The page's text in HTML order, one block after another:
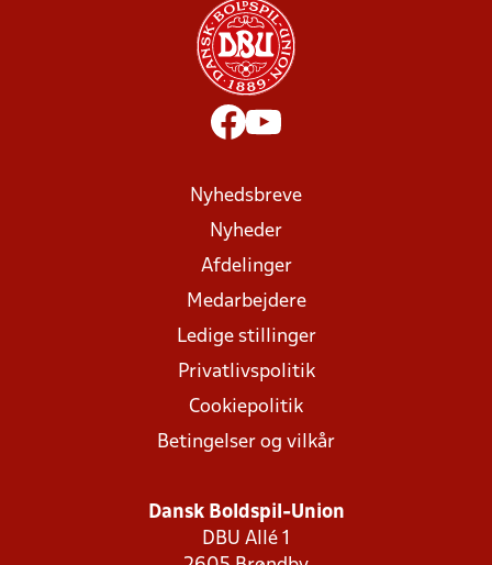
Nyhedsbreve
Nyheder
Afdelinger
Medarbejdere
Ledige stillinger
Privatlivspolitik
Cookiepolitik
Betingelser og vilkår
Dansk Boldspil-Union
DBU Allé 1